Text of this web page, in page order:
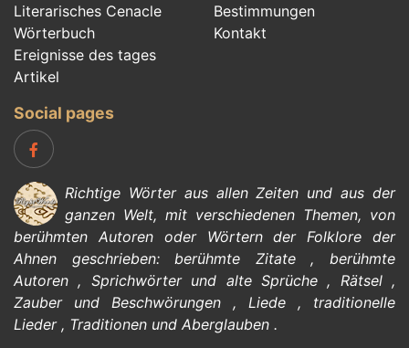
Literarisches Cenacle
Wörterbuch
Ereignisse des tages
Artikel
Bestimmungen
Kontakt
Social pages
Richtige Wörter aus allen Zeiten und aus der
ganzen Welt, mit verschiedenen Themen, von
berühmten Autorenoder Wörtern der Folklore der
Ahnen geschrieben: berühmte Zitate, berühmte
Autoren , Sprichwörter und alte Sprüche, Rätsel,
Zauber und Beschwörungen , Liede , traditionelle
Lieder, Traditionen und Aberglauben .